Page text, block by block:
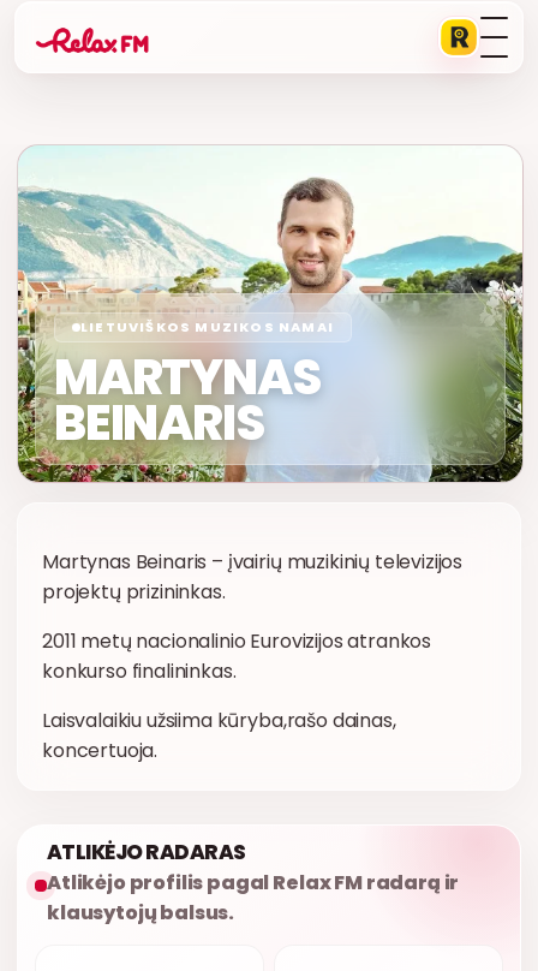
LIETUVIŠKOS MUZIKOS NAMAI
MARTYNAS
BEINARIS
Martynas Beinaris – įvairių muzikinių televizijos
projektų prizininkas.
2011 metų nacionalinio Eurovizijos atrankos
konkurso finalininkas.
Laisvalaikiu užsiima kūryba,rašo dainas,
koncertuoja.
ATLIKĖJO RADARAS
Atlikėjo profilis pagal Relax FM radarą ir
klausytojų balsus.